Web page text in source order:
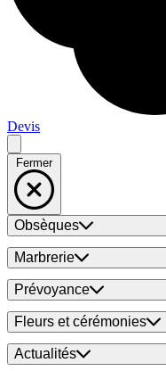
Devis
Fermer
Obsèques
Marbrerie
Prévoyance
Fleurs et cérémonies
Actualités